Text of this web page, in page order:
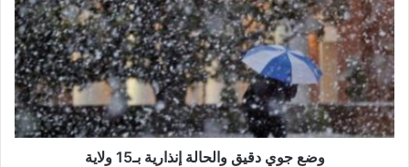
ع
ج
و
ي
د
ق
ي
وضع جوي دقيق والحالة إنذارية بـ15 ولاية